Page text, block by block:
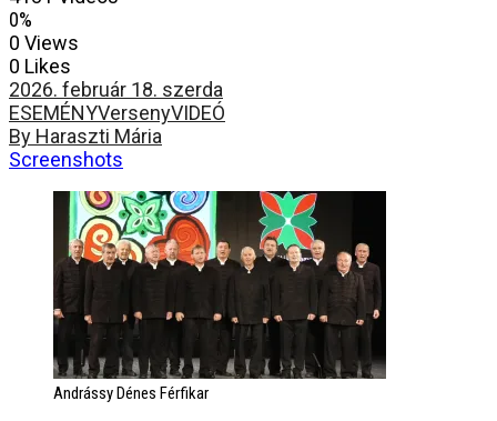
0%
0 Views
0 Likes
2026. február 18. szerda
ESEMÉNYVersenyVIDEÓ
By Haraszti Mária
Screenshots
Andrássy Dénes Férfikar